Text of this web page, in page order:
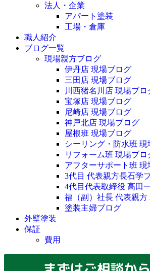
法人・企業
アパート塗装
工場・倉庫
職人紹介
ブログ一覧
現場親方ブログ
伊丹店 現場ブログ
三田店 現場ブログ
川西猪名川店 現場ブロ
宝塚店 現場ブログ
尼崎店 現場ブログ
神戸北店 現場ブログ
屋根班 現場ブログ
シーリング・防水班 現
リフォーム班 現場ブロ
アフターサポート班 現
3代目 代表親方長石学
4代目代表取締役 高田
福（副）社長 代表親方
塗装主婦ブログ
外壁塗装
保証
費用